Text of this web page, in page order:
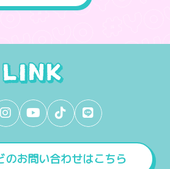
のお問い合わせはこちら